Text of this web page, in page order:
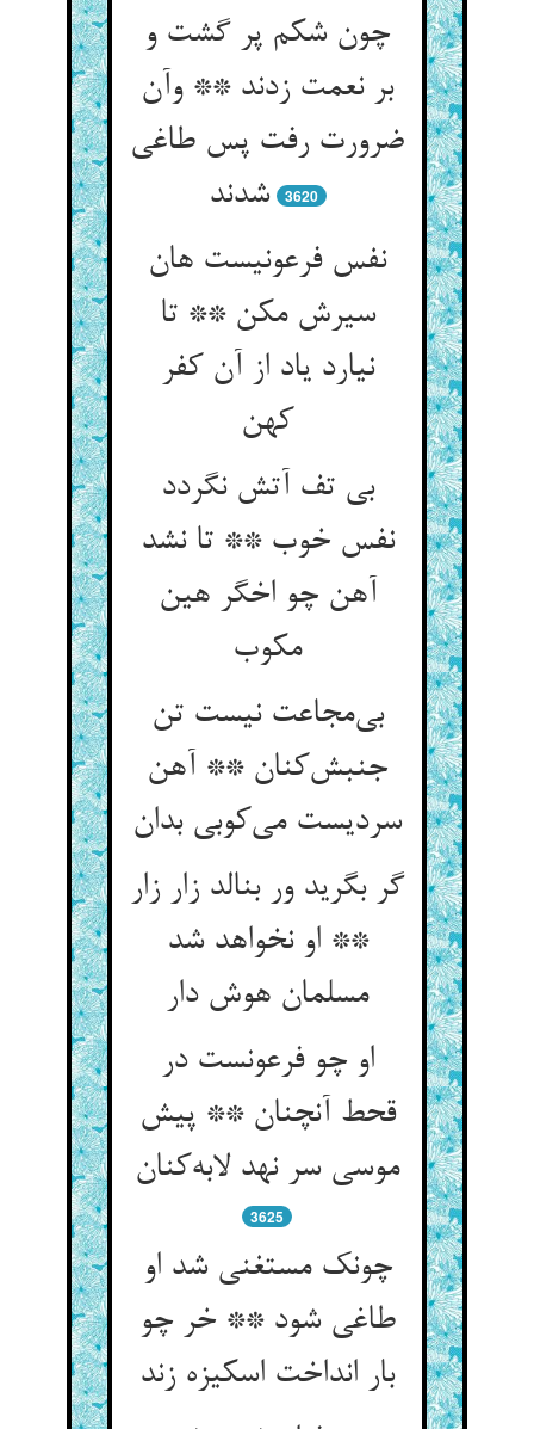
چون شکم پر گشت و
بر نعمت زدند ** وآن
ضرورت رفت پس طاغی
شدند
3620
نفس فرعونیست هان
سیرش مکن ** تا
نیارد یاد از آن کفر
کهن
بی تف آتش نگردد
نفس خوب ** تا نشد
آهن چو اخگر هین
مکوب
بی‌مجاعت نیست تن
جنبش‌کنان ** آهن
سردیست می‌کوبی بدان
گر بگرید ور بنالد زار زار
** او نخواهد شد
مسلمان هوش دار
او چو فرعونست در
قحط آنچنان ** پیش
موسی سر نهد لابه‌کنان
3625
چونک مستغنی شد او
طاغی شود ** خر چو
بار انداخت اسکیزه زند